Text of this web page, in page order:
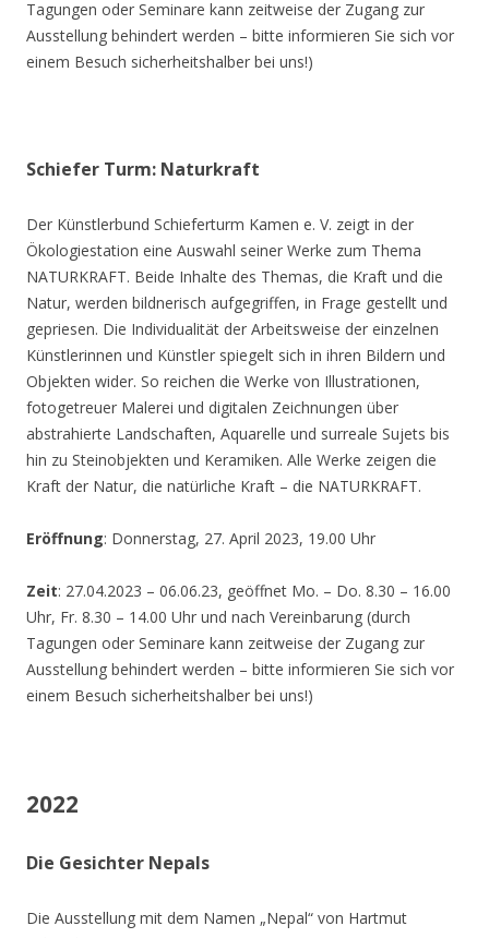
Tagungen oder Seminare kann zeitweise der Zugang zur
Ausstellung behindert werden – bitte informieren Sie sich vor
einem Besuch sicherheitshalber bei uns!)
Schiefer Turm: Naturkraft
Der Künstlerbund Schieferturm Kamen e. V. zeigt in der
Ökologiestation eine Auswahl seiner Werke zum Thema
NATURKRAFT. Beide Inhalte des Themas, die Kraft und die
Natur, werden bildnerisch aufgegriffen, in Frage gestellt und
gepriesen. Die Individualität der Arbeitsweise der einzelnen
Künstlerinnen und Künstler spiegelt sich in ihren Bildern und
Objekten wider. So reichen die Werke von Illustrationen,
fotogetreuer Malerei und digitalen Zeichnungen über
abstrahierte Landschaften, Aquarelle und surreale Sujets bis
hin zu Steinobjekten und Keramiken. Alle Werke zeigen die
Kraft der Natur, die natürliche Kraft – die NATURKRAFT.
Eröffnung: Donnerstag, 27. April 2023, 19.00 Uhr
Zeit: 27.04.2023 – 06.06.23, geöffnet Mo. – Do. 8.30 – 16.00
Uhr, Fr. 8.30 – 14.00 Uhr und nach Vereinbarung (durch
Tagungen oder Seminare kann zeitweise der Zugang zur
Ausstellung behindert werden – bitte informieren Sie sich vor
einem Besuch sicherheitshalber bei uns!)
2022
Die Gesichter Nepals
Die Ausstellung mit dem Namen „Nepal“ von Hartmut